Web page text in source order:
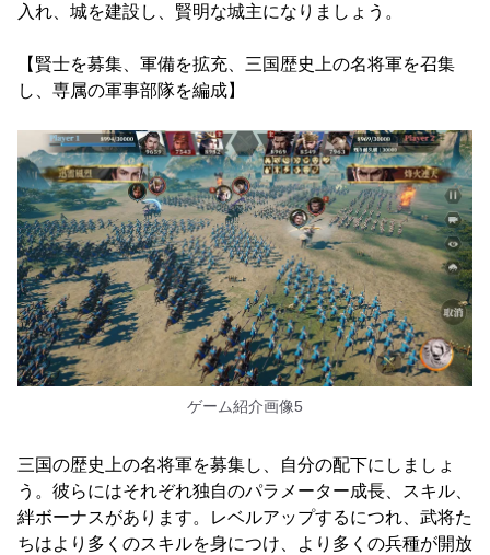
入れ、城を建設し、賢明な城主になりましょう。
【賢士を募集、軍備を拡充、三国歴史上の名将軍を召集
し、専属の軍事部隊を編成】
ゲーム紹介画像5
三国の歴史上の名将軍を募集し、自分の配下にしましょ
う。彼らにはそれぞれ独自のパラメーター成長、スキル、
絆ボーナスがあります。レベルアップするにつれ、武将た
ちはより多くのスキルを身につけ、より多くの兵種が開放